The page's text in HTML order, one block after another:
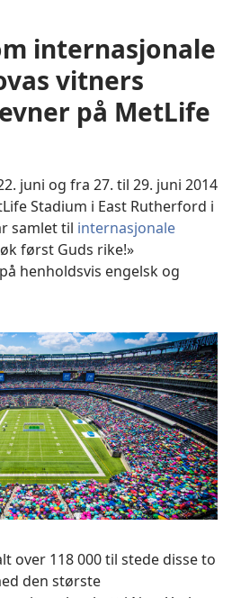
internasjonale
vitners
på MetLife
juni og fra 27. til 29. juni 2014
Stadium i East Rutherford i
samlet til internasjonale
først Guds rike!»
henholdsvis engelsk og
over 118 000 til stede disse to
den største